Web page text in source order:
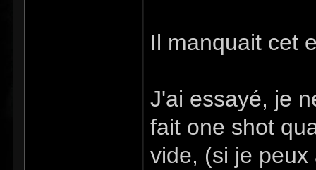
Il manquait cet
J'ai essayé, je
fait one shot
vide, (si je